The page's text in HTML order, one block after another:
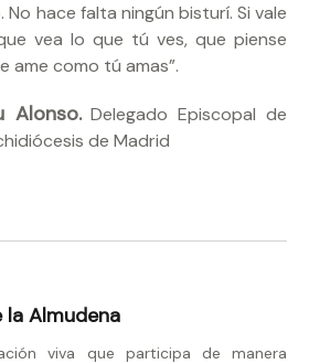
hace falta ningún bisturí. Si vale
vea lo que tú ves, que piense
ame como tú amas”.
Alonso.Delegado Episcopal de
de Madrid
la Almudena
viva que participa de manera